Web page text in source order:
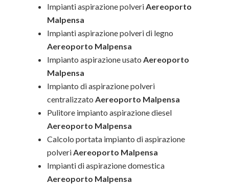
Impianti aspirazione polveriAereoporto
Malpensa
Impianti aspirazione polveri di legno
Aereoporto Malpensa
Impianto aspirazione usato Aereoporto
Malpensa
Impianto di aspirazione polveri
centralizzato Aereoporto Malpensa
Pulitore impianto aspirazione diesel
Aereoporto Malpensa
Calcolo portata impianto di aspirazione
polveriAereoporto Malpensa
Impianti di aspirazione domestica
Aereoporto Malpensa